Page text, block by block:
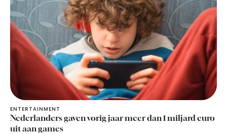
ENTERTAINMENT
Nederlanders gaven vorig jaar meer dan 1 miljard euro
uit aan games